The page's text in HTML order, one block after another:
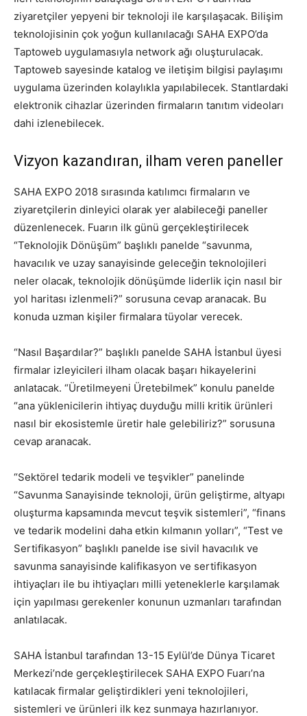
ziyaretçiler yepyeni bir teknoloji ile karşılaşacak. Bilişim
teknolojisinin çok yoğun kullanılacağı SAHA EXPO’da
Taptoweb uygulamasıyla network ağı oluşturulacak.
Taptoweb sayesinde katalog ve iletişim bilgisi paylaşımı
uygulama üzerinden kolaylıkla yapılabilecek. Stantlardaki
elektronik cihazlar üzerinden firmaların tanıtım videoları
dahi izlenebilecek.
Vizyon kazandıran, ilham veren paneller
SAHA EXPO 2018 sırasında katılımcı firmaların ve
ziyaretçilerin dinleyici olarak yer alabileceği paneller
düzenlenecek. Fuarın ilk günü gerçekleştirilecek
“Teknolojik Dönüşüm” başlıklı panelde “savunma,
havacılık ve uzay sanayisinde geleceğin teknolojileri
neler olacak, teknolojik dönüşümde liderlik için nasıl bir
yol haritası izlenmeli?” sorusuna cevap aranacak. Bu
konuda uzman kişiler firmalara tüyolar verecek.
“Nasıl Başardılar?” başlıklı panelde SAHA İstanbul üyesi
firmalar izleyicileri ilham olacak başarı hikayelerini
anlatacak. “Üretilmeyeni Üretebilmek” konulu panelde
“ana yüklenicilerin ihtiyaç duyduğu milli kritik ürünleri
nasıl bir ekosistemle üretir hale gelebiliriz?” sorusuna
cevap aranacak.
“Sektörel tedarik modeli ve teşvikler” panelinde
“Savunma Sanayisinde teknoloji, ürün geliştirme, altyapı
oluşturma kapsamında mevcut teşvik sistemleri”, “finans
ve tedarik modelini daha etkin kılmanın yolları”, “Test ve
Sertifikasyon” başlıklı panelde ise sivil havacılık ve
savunma sanayisinde kalifikasyon ve sertifikasyon
ihtiyaçları ile bu ihtiyaçları milli yeteneklerle karşılamak
için yapılması gerekenler konunun uzmanları tarafından
anlatılacak.
SAHA İstanbul tarafından 13-15 Eylül’de Dünya Ticaret
Merkezi’nde gerçekleştirilecek SAHA EXPO Fuarı’na
katılacak firmalar geliştirdikleri yeni teknolojileri,
sistemleri ve ürünleri ilk kez sunmaya hazırlanıyor.